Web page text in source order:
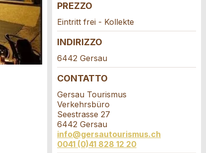
PREZZO
Eintritt frei - Kollekte
INDIRIZZO
6442 Gersau
CONTATTO
Gersau Tourismus
Verkehrsbüro
Seestrasse 27
6442 Gersau
info@gersautourismus.ch
0041 (0)41 828 12 20